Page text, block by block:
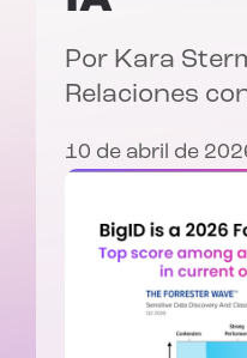
Por Kara
Relaciones
10 de abril de